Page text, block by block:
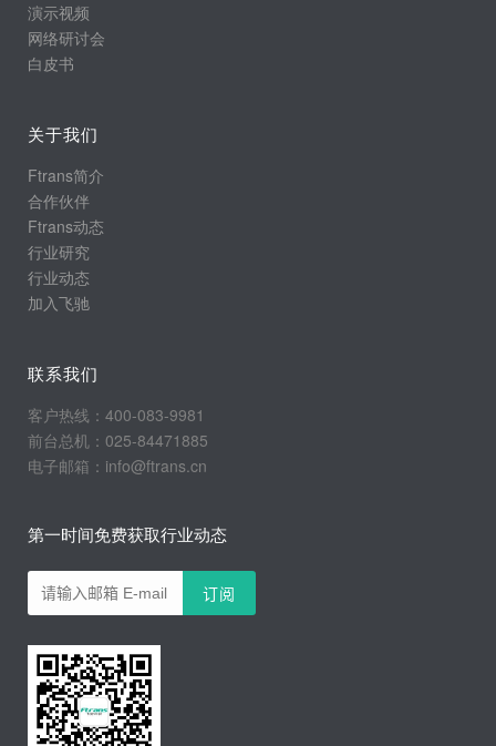
演示视频
网络研讨会
白皮书
关于我们
Ftrans简介
合作伙伴
Ftrans动态
行业研究
行业动态
加入飞驰
联系我们
客户热线：400-083-9981
前台总机：025-84471885
电子邮箱：info@ftrans.cn
第一时间免费获取行业动态